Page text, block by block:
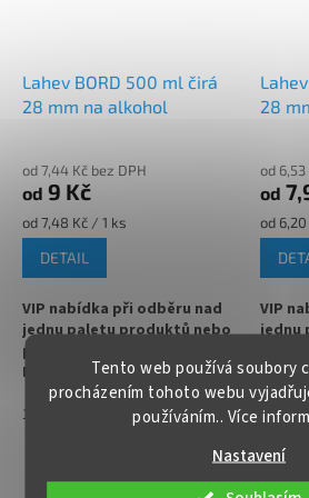
Tento web používá soubory
procházením tohoto webu
používáním.. Více
Nastavení
Lahev BORD 500 ml čirá
28 mm na alkohol
od 7,44 Kč bez DPH
od 9 Kč
Měrná
cena:
od 7,48 Kč / 1 ks
DETAIL
VIP nabídka při odběru nad
jednu paletu produktů nebo
pravidelné spolupráci !!!
Kontaktujte nás :
info@zavarovacisklo.cz
vhodná na medovinu a také na
mošt, likér, na slivovici,
150 a více
28
od 6,53
od
Měrná
cena:
od
VIP
jednu
28 mm
likér,
150 a
ZOBRAZIT VŠECHNY